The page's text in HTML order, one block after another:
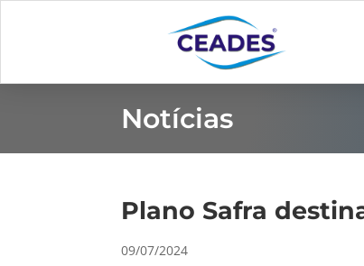
Notícias
Plano Safra
09/07/2024